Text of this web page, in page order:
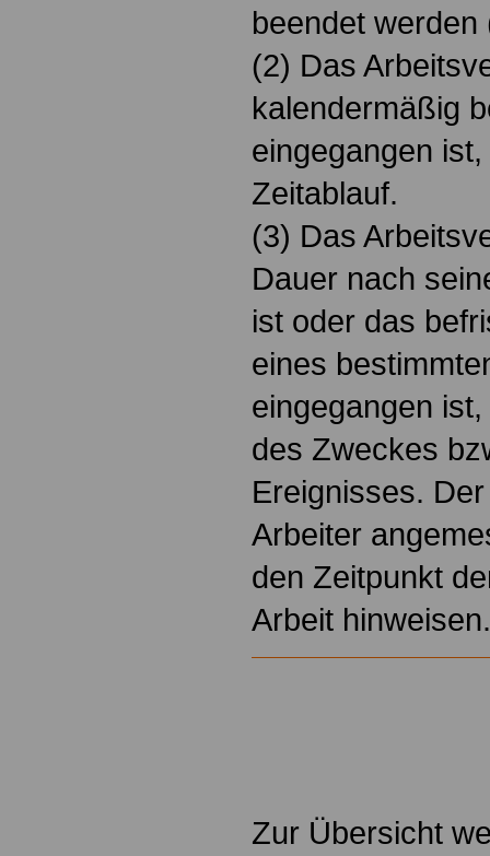
beendet
(2) Das
kalendermäßig
eingegangen
Zeitablauf.
(3) Das
Dauer nach
ist oder das
eines
eingegangen
des Zweckes
Ereignisses.
Arbeiter
den Zeitpunkt
Arbeit hinweisen.
Zur Übersicht